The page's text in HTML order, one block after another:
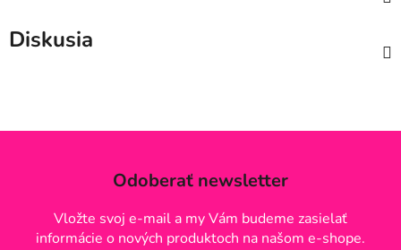
Diskusia
Odoberať newsletter
Vložte svoj e-mail a my Vám budeme zasielať
informácie o nových produktoch na našom e-shope.